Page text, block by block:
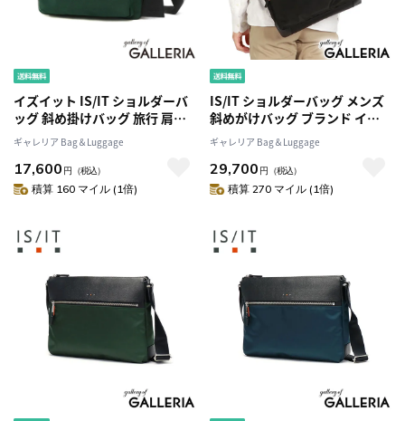
イズイット IS/IT ショルダーバ
ッグ 斜め掛けバッグ 旅行 肩掛
け ショルダー バッグ ナイロン
ツイル フロント 936112 (3113)
ギャレリア Bag＆Luggage
17,600 円 （税込）
積算 160 マイル (1倍)
IS/IT ショルダーバッグ メンズ
斜めがけバッグ ブランド イズ
イット バッグ 薄型 薄い 斜めが
け 革 レザー 本革 ナイロン A4
日本製 横 横型 シンプル ビジネ
ス 通勤 大人 アンプル
ギャレリア Bag＆Luggage
29,700 円 （税込）
積算 270 マイル (1倍)